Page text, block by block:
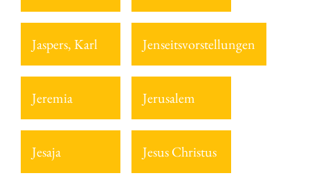
Jaspers, Karl Jenseitsvorstellungen
Jeremia Jerusalem
Jesaja Jesus Christus